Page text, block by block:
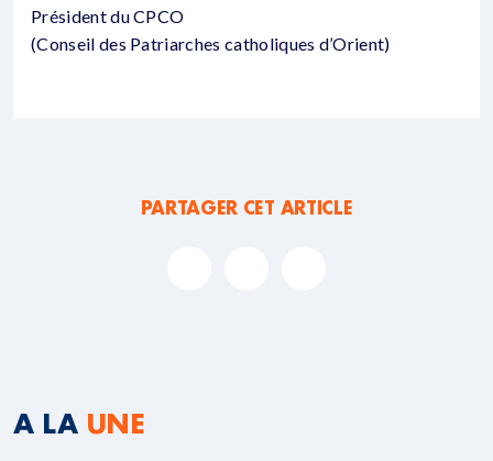
Président du CPCO
(Conseil des Patriarches catholiques d’Orient)
PARTAGER CET ARTICLE
A LA UNE